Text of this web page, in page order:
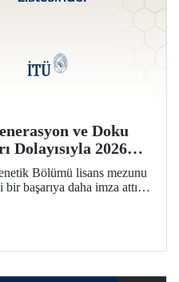
ve Doku
Dolayısıyla 2026
Bölümü lisans mezunu
başarıya daha imza attı.
“2026 Avrupa’nın